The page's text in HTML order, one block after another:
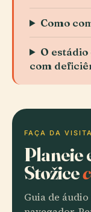
Como
O
com
FAÇA DA
Planeie
Stožice
Guia de